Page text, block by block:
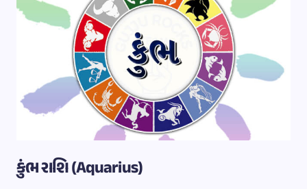
કુંભ રાશિ (Aquarius)